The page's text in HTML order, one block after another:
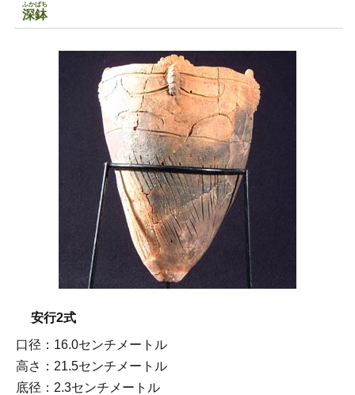
深鉢
ふかばち
安行2式
口径：16.0センチメートル
高さ：21.5センチメートル
底径：2.3センチメートル